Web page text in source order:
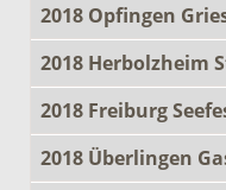
2018 Opfingen
2018 Herbolzheim
2018 Freiburg
2018 Überlingen